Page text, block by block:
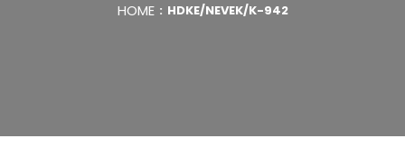
HOME HDKE/NEVEK/K-942